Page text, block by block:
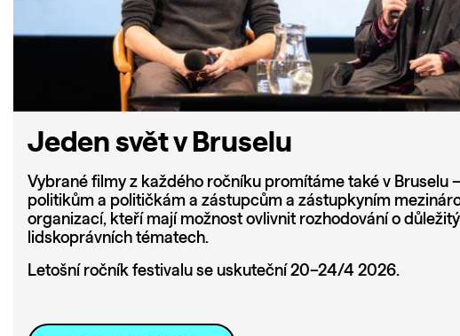
Jeden svět v Bruselu
Vybrané filmy z každého ročníku promítáme také v Bruselu
politikům a političkám a zástupcům a zástupkyním
organizací, kteří mají možnost ovlivnit rozhodování o
lidskoprávních tématech.
Letošní ročník festivalu se uskuteční 20–24/4 2026.